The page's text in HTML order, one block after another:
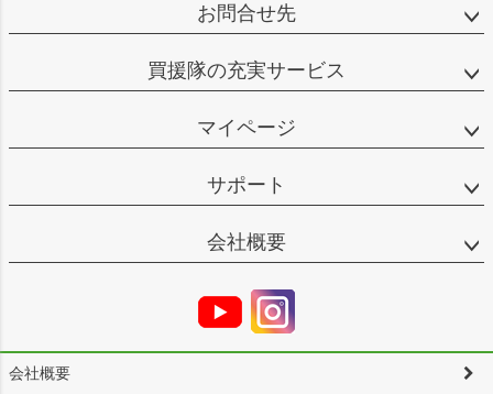
お問合せ先
買援隊の充実サービス
マイページ
サポート
会社概要
会社概要